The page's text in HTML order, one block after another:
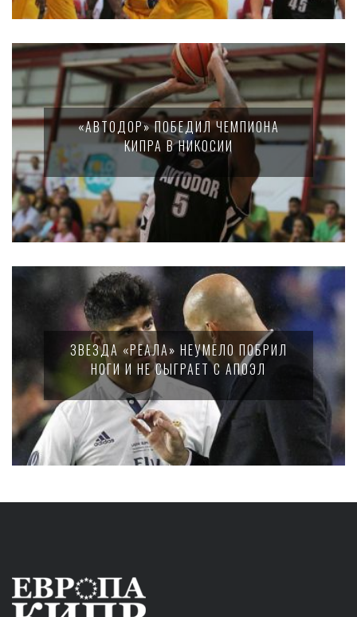
«АВТОДОР» ПОБЕДИЛ ЧЕМПИОНА
КИПРА В НИКОСИИ
ЗВЕЗДА «РЕАЛА» НЕУМЕЛО ПОБРИЛ
НОГИ И НЕ СЫГРАЕТ С АПОЭЛ